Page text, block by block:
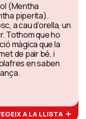
(Mentha
piperita).
a cau d’orella, un
Tothom que ho
màgica que la
de pair bé, i
en saben
A LA LLISTA